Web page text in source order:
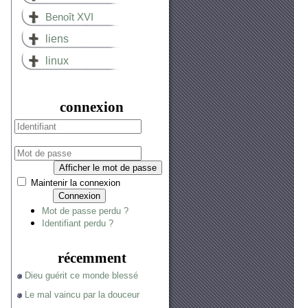
Benoît XVI
liens
linux
connexion
Afficher le mot de passe
Maintenir la connexion
Connexion
Mot de passe perdu ?
Identifiant perdu ?
récemment
Dieu guérit ce monde blessé
Le mal vaincu par la douceur